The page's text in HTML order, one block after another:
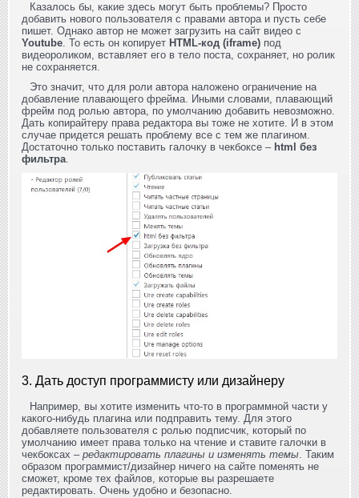
Казалось бы, какие здесь могут быть проблемы? Просто
добавить нового пользователя с правами автора и пусть себе
пишет. Однако автор не может загрузить на сайт видео с
Youtube. То есть он копирует HTML-код (iframe) под
видеороликом, вставляет его в тело поста, сохраняет, но ролик
не сохраняется.
Это значит, что для роли автора наложено ограничение на
добавление плавающего фрейма. Иными словами, плавающий
фрейм под ролью автора, по умолчанию добавить невозможно.
Дать копирайтеру права редактора вы тоже не хотите. И в этом
случае придется решать проблему все с тем же плагином.
Достаточно только поставить галочку в чекбоксе – html без
фильтра.
3. Дать доступ программисту или дизайнеру
Например, вы хотите изменить что-то в программной части у
какого-нибудь плагина или подправить тему. Для этого
добавляете пользователя с ролью подписчик, который по
умолчанию имеет права только на чтение и ставите галочки в
чекбоксах – редактировать плагины и изменять темы. Таким
образом программист/дизайнер ничего на сайте поменять не
сможет, кроме тех файлов, которые вы разрешаете
редактировать. Очень удобно и безопасно.